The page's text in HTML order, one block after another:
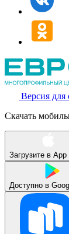
Версия для
Скачать
Загрузите в App
Доступно в